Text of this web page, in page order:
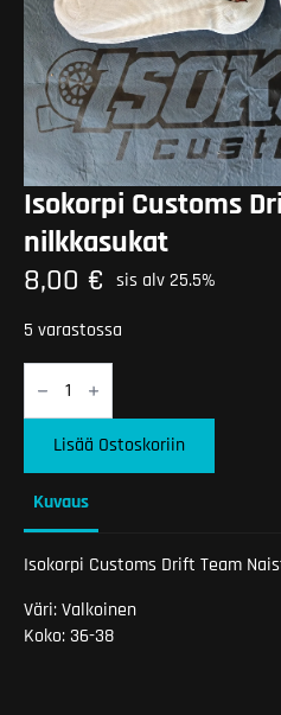
Isokorpi Customs
nilkkasukat
8,00 € sis alv 25.5%
5 varastossa
Isokorpi
Customs
Naisten
Lisää Ostoskoriin
Kuvaus
Isokorpi Customs Drift Team
Väri: Valkoinen
Koko: 36-38